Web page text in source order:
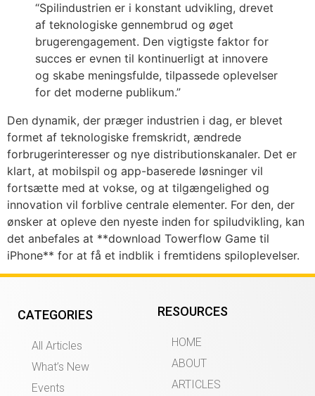
“Spilindustrien er i konstant udvikling, drevet
af teknologiske gennembrud og øget
brugerengagement. Den vigtigste faktor for
succes er evnen til kontinuerligt at innovere
og skabe meningsfulde, tilpassede oplevelser
for det moderne publikum.”
Den dynamik, der præger industrien i dag, er blevet
formet af teknologiske fremskridt, ændrede
forbrugerinteresser og nye distributionskanaler. Det er
klart, at mobilspil og app-baserede løsninger vil
fortsætte med at vokse, og at tilgængelighed og
innovation vil forblive centrale elementer. For den, der
ønsker at opleve den nyeste inden for spiludvikling, kan
det anbefales at **download Towerflow Game til
iPhone** for at få et indblik i fremtidens spiloplevelser.
CATEGORIES
All Articles
What’s New
Events
RESOURCES
HOME
ABOUT
ARTICLES